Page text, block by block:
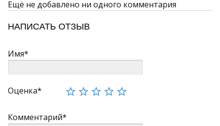
Ещё не добавлено ни одного комментария
НАПИСАТЬ ОТЗЫВ
Имя*
Оценка*
Комментарий*